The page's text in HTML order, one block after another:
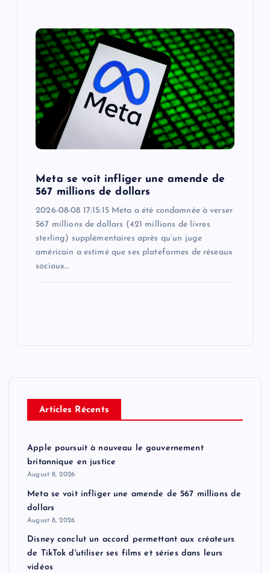
Meta se voit infliger une amende de
567 millions de dollars
2026-08-08 17:15:15 Meta a été condamnée à verser
567 millions de dollars (421 millions de livres
sterling) supplémentaires après qu’un juge
américain a estimé que ses plateformes de réseaux
sociaux…
Articles Récents
Apple poursuit à nouveau le gouvernement
britannique en justice
August 8, 2026
Meta se voit infliger une amende de 567 millions de
dollars
August 8, 2026
Disney conclut un accord permettant aux créateurs
de TikTok d'utiliser ses films et séries dans leurs
vidéos